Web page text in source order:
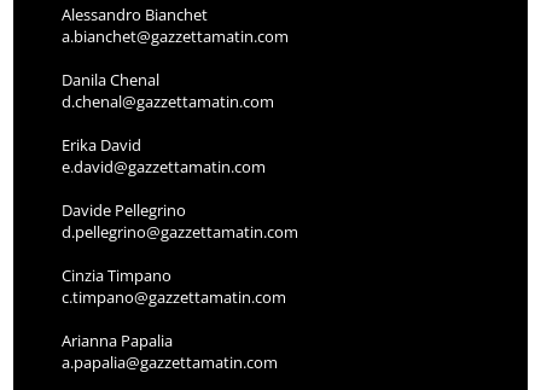
Alessandro Bianchet
a.bianchet@gazzettamatin.com
Danila Chenal
d.chenal@gazzettamatin.com
Erika David
e.david@gazzettamatin.com
Davide Pellegrino
d.pellegrino@gazzettamatin.com
Cinzia Timpano
c.timpano@gazzettamatin.com
Arianna Papalia
a.papalia@gazzettamatin.com